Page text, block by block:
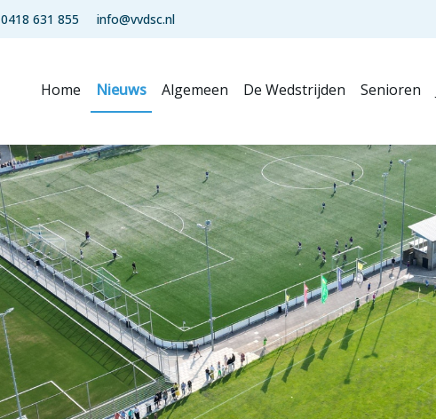
0418 631 855 info@vvdsc.nl
Home Nieuws Algemeen De Wedstrijden Senioren